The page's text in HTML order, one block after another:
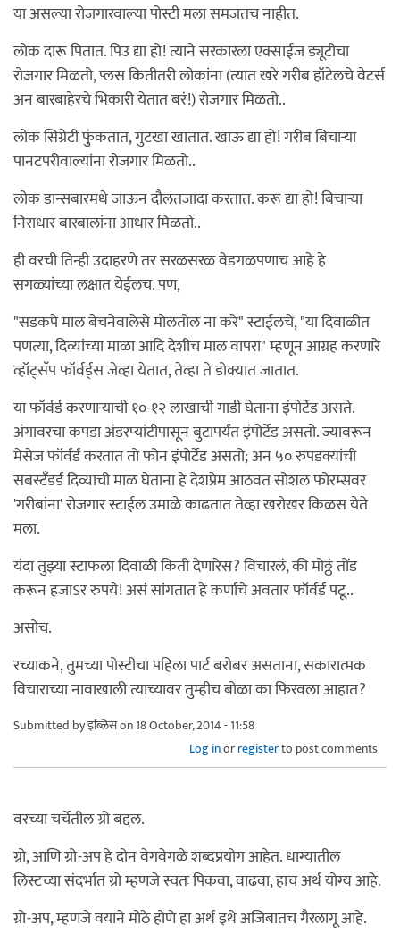
या असल्या रोजगारवाल्या पोस्टी मला समजतच नाहीत.
लोक दारू पितात. पिउ द्या हो! त्याने सरकारला एक्साईज ड्यूटीचा
रोजगार मिळतो, प्लस कितीतरी लोकांना (त्यात खरे गरीब हॉटेलचे वेटर्स
अन बारबाहेरचे भिकारी येतात बरं!) रोजगार मिळतो..
लोक सिग्रेटी फु़ंकतात, गुटखा खातात. खाऊ द्या हो! गरीब बिचार्‍या
पानटपरीवाल्यांना रोजगार मिळतो..
लोक डान्सबारमधे जाऊन दौलतजादा करतात. करू द्या हो! बिचार्‍या
निराधार बारबालांना आधार मिळतो..
ही वरची तिन्ही उदाहरणे तर सरळसरळ वेडगळपणाच आहे हे
सगळ्यांच्या लक्षात येईलच. पण,
"सडकपे माल बेचनेवालेसे मोलतोल ना करे" स्टाईलचे, "या दिवाळीत
पणत्या, दिव्यांच्या माळा आदि देशीच माल वापरा" म्हणून आग्रह करणारे
व्हॉट्सॅप फॉर्वर्ड्स जेव्हा येतात, तेव्हा ते डोक्यात जातात.
या फॉर्वर्ड करणार्‍याची १०-१२ लाखाची गाडी घेताना इंपोर्टेड असते.
अंगावरचा कपडा अंडरप्यांटीपासून बुटापर्यंत इंपोर्टेड असतो. ज्यावरून
मेसेज फॉर्वर्ड करतात तो फोन इंपोर्टेड असतो; अन ५० रुपडक्यांची
सबस्टँडर्ड दिव्याची माळ घेताना हे देशप्रेम आठवत सोशल फोरम्सवर
'गरीबांना' रोजगार स्टाईल उमाळे काढतात तेव्हा खरोखर किळस येते
मला.
यंदा तुझ्या स्टाफला दिवाळी किती देणारेस? विचारलं, की मोठ्ठं तोंड
करून हजाऽर रुपये! असं सांगतात हे कर्णाचे अवतार फॉर्वर्ड पटू..
असोच.
रच्याकने, तुमच्या पोस्टीचा पहिला पार्ट बरोबर असताना, सकारात्मक
विचाराच्या नावाखाली त्याच्यावर तुम्हीच बोळा का फिरवला आहात?
Submitted byइब्लिसon 18 October, 2014 - 11:58
Log inorregisterto post comments
वरच्या चर्चेतील ग्रो बद्दल.
ग्रो, आणि ग्रो-अप हे दोन वेगवेगळे शब्दप्रयोग आहेत. धाग्यातील
लिस्टच्या संदर्भात ग्रो म्हणजे स्वतः पिकवा, वाढवा, हाच अर्थ योग्य आहे.
ग्रो-अप, म्हणजे वयाने मोठे होणे हा अर्थ इथे अजिबातच गैरलागू आहे.